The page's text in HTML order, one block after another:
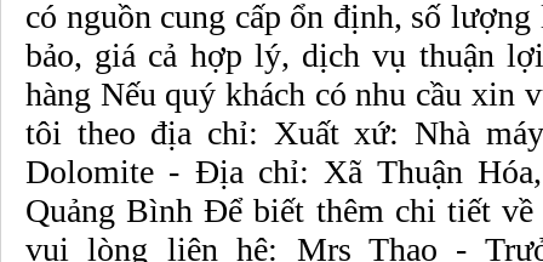
có nguồn cung cấp ổn định, số
bảo, giá cả hợp lý, dịch vụ thuận
hàng Nếu quý khách có nhu cầu xin
tôi theo địa chỉ: Xuất xứ: Nhà
Dolomite - Địa chỉ: Xã Thuận
Quảng Bình Để biết thêm chi tiết về
vui lòng liên hệ: Mrs Thao -